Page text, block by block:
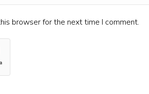
browser for the next time I comment.